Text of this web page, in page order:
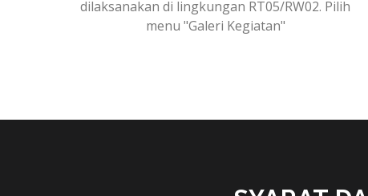
dilaksanakan di lingkungan RT05/RW02. Pilih
menu "Galeri Kegiatan"